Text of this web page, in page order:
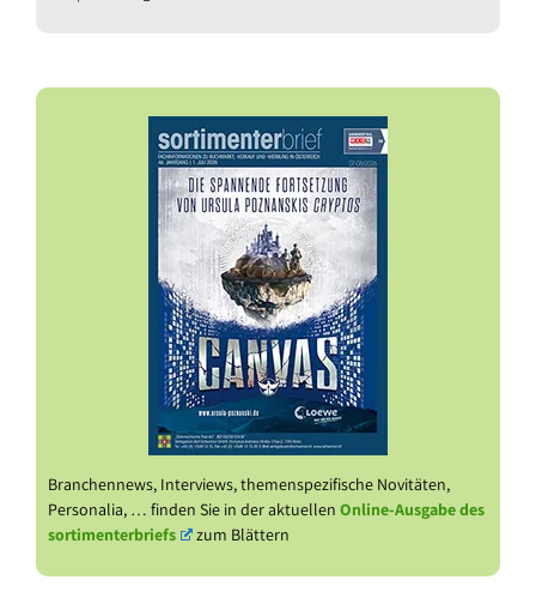
Branchennews, Interviews, themenspezifische Novitäten,
Personalia, … finden Sie in der aktuellen Online-Ausgabe des
sortimenterbriefs
zum Blättern